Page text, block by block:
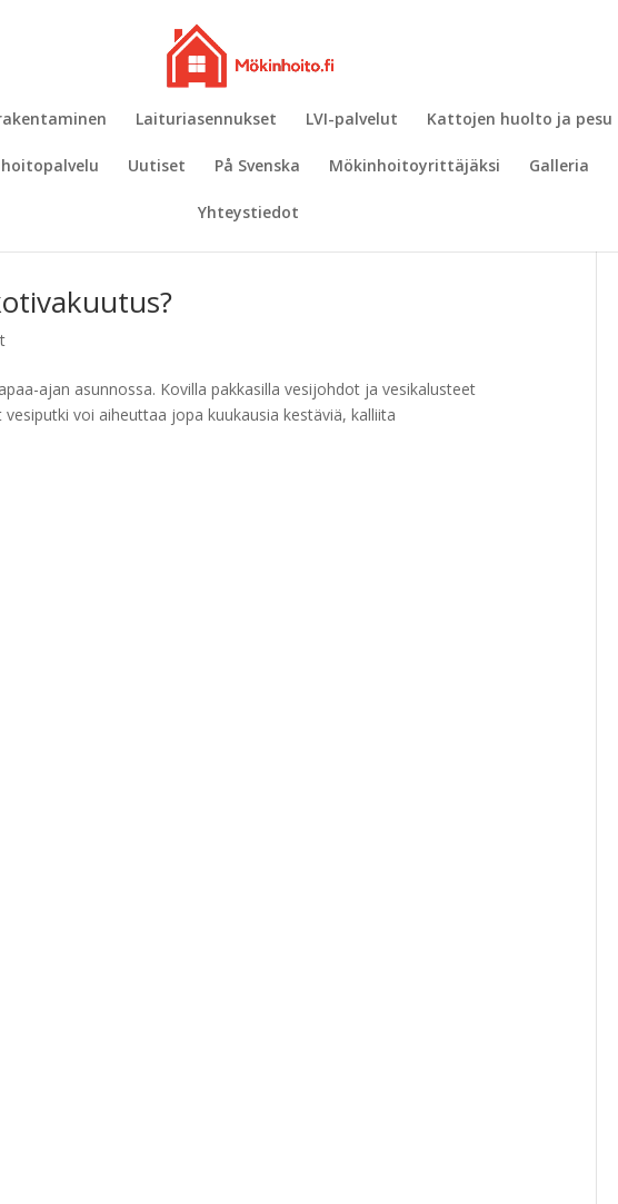
Laituriasennukset LVI-palvelut Kattojen huolto ja pesu
Uutiset På Svenska Mökinhoitoyrittäjäksi Galleria
Yhteystiedot
ajan asunnossa. Kovilla pakkasilla vesijohdot ja vesikalusteet
voi aiheuttaa jopa kuukausia kestäviä, kalliita